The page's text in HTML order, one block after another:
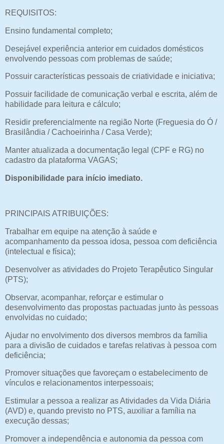
REQUISITOS:
Ensino fundamental completo;
Desejável experiência anterior em cuidados domésticos
envolvendo pessoas com problemas de saúde;
Possuir características pessoais de criatividade e iniciativa;
Possuir facilidade de comunicação verbal e escrita, além de
habilidade para leitura e cálculo;
Residir preferencialmente na região Norte (Freguesia do Ó /
Brasilândia / Cachoeirinha / Casa Verde);
Manter atualizada a documentação legal (CPF e RG) no
cadastro da plataforma VAGAS;
Disponibilidade para início imediato.
PRINCIPAIS ATRIBUIÇÕES:
Trabalhar em equipe na atenção à saúde e
acompanhamento da pessoa idosa, pessoa com deficiência
(intelectual e física);
Desenvolver as atividades do Projeto Terapêutico Singular
(PTS);
Observar, acompanhar, reforçar e estimular o
desenvolvimento das propostas pactuadas junto às pessoas
envolvidas no cuidado;
Ajudar no envolvimento dos diversos membros da família
para a divisão de cuidados e tarefas relativas à pessoa com
deficiência;
Promover situações que favoreçam o estabelecimento de
vínculos e relacionamentos interpessoais;
Estimular a pessoa a realizar as Atividades da Vida Diária
(AVD) e, quando previsto no PTS, auxiliar a família na
execução dessas;
Promover a independência e autonomia da pessoa com